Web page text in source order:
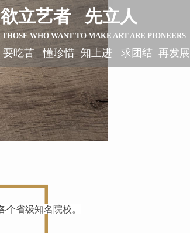
欲立艺者 先立人
THOSE WHO WANT TO MAKE ART ARE PIONEERS
要吃苦 懂珍惜 知上进 求团结 再发展
省级知名院校。